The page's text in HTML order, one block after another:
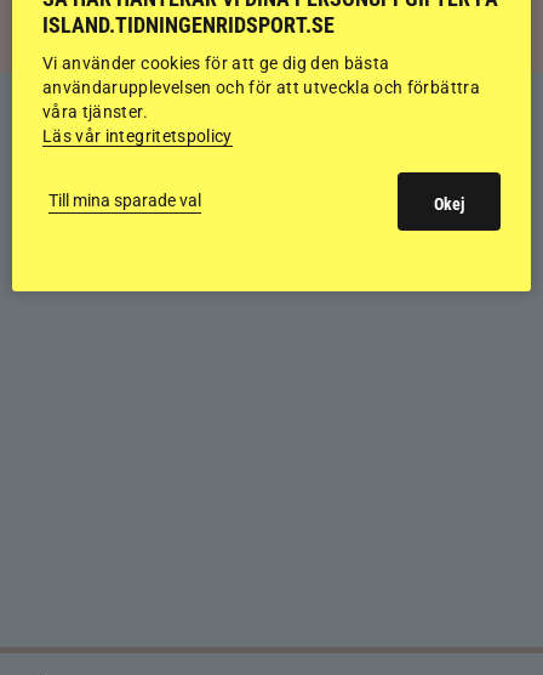
ISLAND.TIDNINGENRIDSPORT.SE
Vi använder cookies för att ge dig den bästa
användarupplevelsen och för att utveckla och förbättra
våra tjänster.
Läs vår integritetspolicy
Till mina sparade val Okej